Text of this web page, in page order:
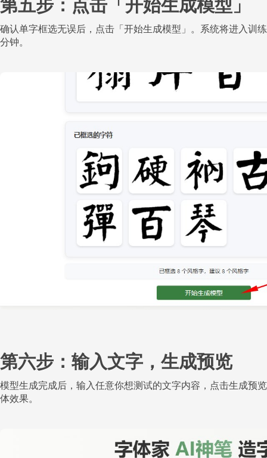
确认单字框选无误后，点击「开始生成模型」。系统将进入训
分钟。
第六步：输入文字，生成预览
模型生成完成后，输入任意你想测试的文字内容，点击生成预
体效果。